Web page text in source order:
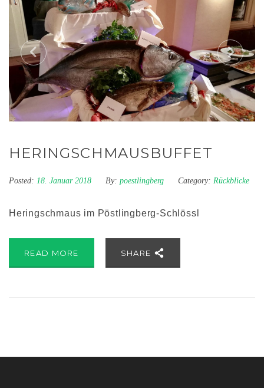
HERINGSCHMAUSBUFFET
Posted: 18. Januar 2018 By: poestlingberg Category: Rückblicke
Heringschmaus im Pöstlingberg-Schlössl
READ MORE SHARE